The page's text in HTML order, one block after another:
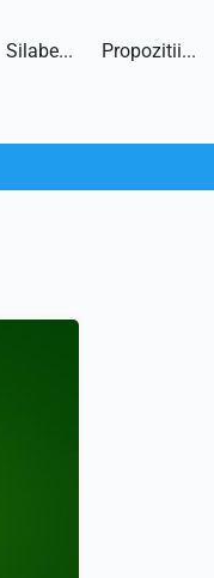
Silabe... Propozitii...